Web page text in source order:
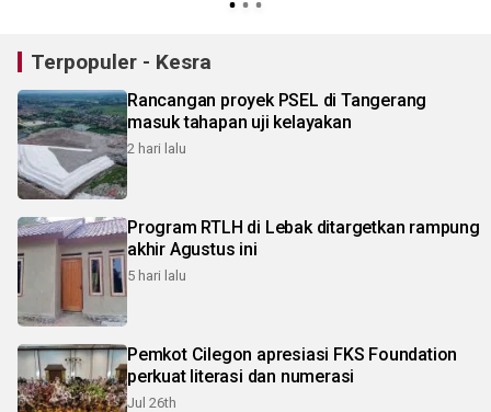
Terpopuler - Kesra
Rancangan proyek PSEL di Tangerang
masuk tahapan uji kelayakan
2 hari lalu
Program RTLH di Lebak ditargetkan rampung
akhir Agustus ini
5 hari lalu
Pemkot Cilegon apresiasi FKS Foundation
perkuat literasi dan numerasi
Jul 26th